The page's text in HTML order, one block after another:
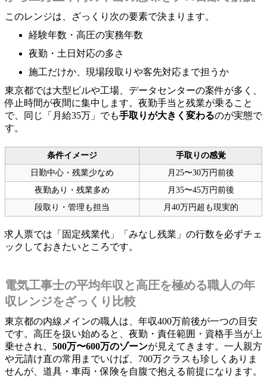
このレンジは、ざっくり次の要素で決まります。
経験年数・高圧の実務年数
夜勤・土日対応の多さ
施工だけか、現場段取りや客先対応まで担うか
東京都では大型ビルや工場、データセンターの案件が多く、
停止時間が夜間に集中します。夜勤手当と残業が乗ること
で、同じ「月給35万」でも手取りが大きく変わるのが実態で
す。
条件イメージ
手取りの感覚
日勤中心・残業少なめ
月25〜30万円前後
夜勤あり・残業多め
月35〜45万円前後
段取り・管理も担当
月40万円超も現実的
求人票では「固定残業代」「みなし残業」の行数を必ずチェ
ックしておきたいところです。
電気工事士の平均年収と高圧を極める職人の年
収レンジをざっくり比較
東京都の内線メインの職人は、年収400万前後が一つの目安
です。高圧を扱い始めると、夜勤・責任範囲・資格手当が上
乗せされ、 500万〜600万のゾーンが見えてきます。一人親方
や元請け直の常用までいけば、700万クラスも珍しくありま
せんが、道具・車両・保険を自腹で抱える前提になります。